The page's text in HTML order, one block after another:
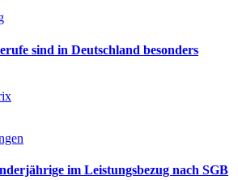
sind in Deutschland besonders
im Leistungsbezug nach SGB